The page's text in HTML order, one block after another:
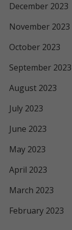
December 2023
November 2023
October 2023
September 2023
August 2023
July 2023
June 2023
May 2023
April 2023
March 2023
February 2023